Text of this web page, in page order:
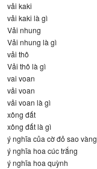
vải kaki
vải kaki là gì
Vải nhung
Vải nhung là gì
vải thô
Vải thô là gì
vai voan
vải voan
vải voan là gì
xông đất
xông đất là gì
ý nghĩa của cờ đỏ sao vàng
ý nghĩa hoa cúc trắng
ý nghĩa hoa quỳnh